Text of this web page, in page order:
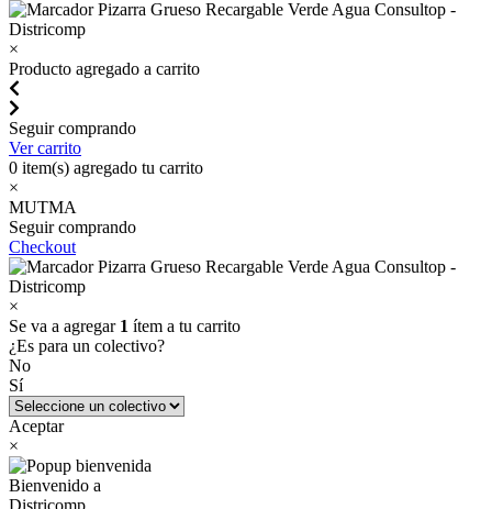
×
Producto agregado a carrito
Seguir comprando
Ver carrito
0 item(s) agregado tu carrito
×
MUTMA
Seguir comprando
Checkout
×
Se va a agregar 1 ítem a tu carrito
¿Es para un colectivo?
No
Sí
Aceptar
×
Bienvenido a
Districomp